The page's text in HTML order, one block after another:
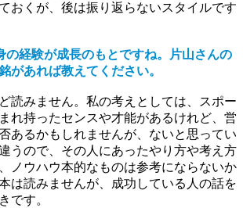
おくが、後は振り返らないスタイルです
経験が成長のもとですね。片山さんの
があれば教えてください。
読みません。私の考えとしては、スポー
れ持ったセンスや才能があるけれど、営
あるかもしれませんが、ないと思ってい
うので、その人にあったやり方や考え方
ノウハウ本的なものは参考にならないか
は読みませんが、成功している人の話を
です。